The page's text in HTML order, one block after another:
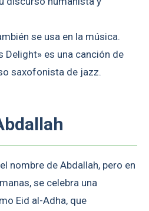
se usa en la música.
Delight» es una canción de
saxofonista de jazz.
nombre de Abdallah, pero en
se celebra una
Eid al-Adha, que